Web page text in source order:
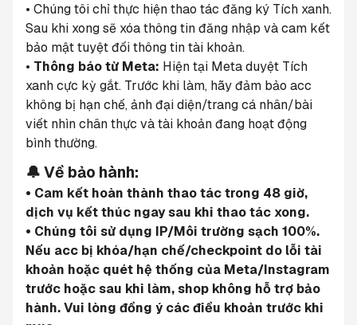
• Chúng tôi chỉ thực hiện thao tác đăng ký Tích xanh.
Sau khi xong sẽ xóa thông tin đăng nhập và cam kết
bảo mật tuyệt đối thông tin tài khoản.
• Thông báo từ Meta: Hiện tại Meta duyệt Tích
xanh cực kỳ gắt. Trước khi làm, hãy đảm bảo acc
không bị hạn chế, ảnh đại diện/trang cá nhân/bài
viết nhìn chân thực và tài khoản đang hoạt động
bình thường.
🔔 Về bảo hành:
• Cam kết hoàn thành thao tác trong 48 giờ,
dịch vụ kết thúc ngay sau khi thao tác xong.
• Chúng tôi sử dụng IP/Môi trường sạch 100%.
Nếu acc bị khóa/hạn chế/checkpoint do lỗi tài
khoản hoặc quét hệ thống của Meta/Instagram
trước hoặc sau khi làm, shop không hỗ trợ bảo
hành. Vui lòng đồng ý các điều khoản trước khi